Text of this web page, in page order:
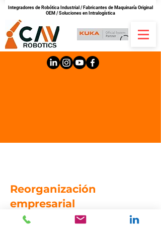
Integradores de Robótica Industrial / Fabricantes de Maquinaría Original
OEM /Soluciones en Intralogística
Reorganización
empresarial
RUT